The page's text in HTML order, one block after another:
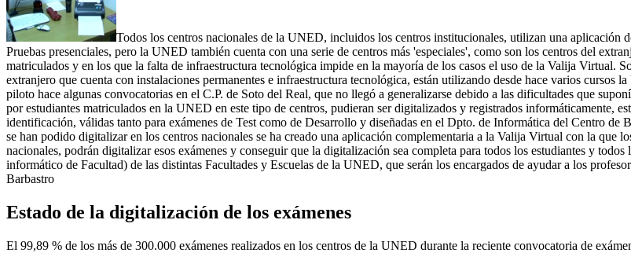
Todos los centros nacionales de la UNED, incluidos los centros institucionales, utilizan una aplicación
Pruebas presenciales, pero la UNED también cuenta con una serie de centros más 'especiales', como son los centros del
matriculados y en los que la falta de infraestructura tecnológica impide en la mayoría de los casos el uso de la Valija Virtual.
extranjero que cuenta con instalaciones permanentes e infraestructura tecnológica, están utilizando desde hace varios cursos
piloto hace algunas convocatorias en el C.P. de Soto del Real, que no llegó a generalizarse debido a las dificultades que
por estudiantes matriculados en la UNED en este tipo de centros, pudieran ser digitalizados y registrados informáticamente,
identificación, válidas tanto para exámenes de Test como de Desarrollo y diseñadas en el Dpto. de Informática del Centro
se han podido digitalizar en los centros nacionales se ha creado una aplicación complementaria a la Valija Virtual con la que
nacionales, podrán digitalizar esos exámenes y conseguir que la digitalización sea completa para todos los estudiantes y
informático de Facultad) de las distintas Facultades y Escuelas de la UNED, que serán los encargados de ayudar a los
Barbastro
Estado de la digitalización de los exámenes
El 99,89 % de los más de 300.000 exámenes realizados en los centros de la UNED durante la reciente convocatoria de